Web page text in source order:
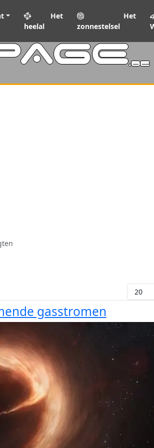
Het
heelal
Het
zonnestelsel
.be
Toon #
gasstromen